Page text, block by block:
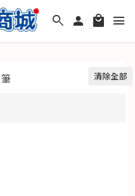
search person local_mall menu
清除全部
筆